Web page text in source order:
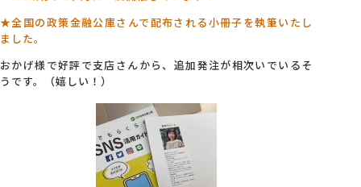
★全国の政策金融公庫さんで配布される小冊子を執筆いたし
ました。
おかげ様で好評で支店さんから、追加発注が相次いでいるそ
うです。（嬉しい！）